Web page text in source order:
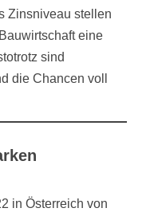
Zinsniveau stellen
eine
sind
die Chancen voll
in Österreich von